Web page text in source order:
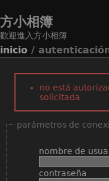
方小相簿
歡迎進入方小相簿
inicio /
no está
solicitada
parámetros de
nombre de
contraseña